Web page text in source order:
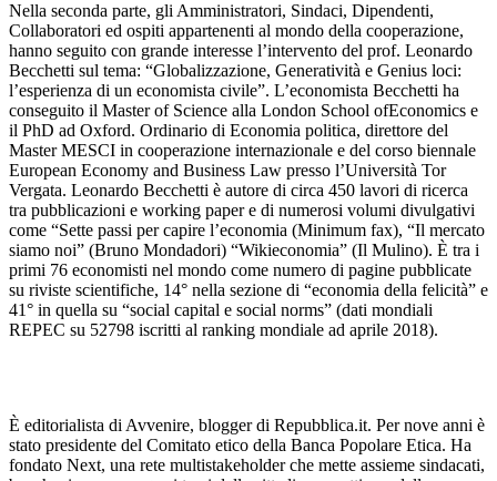
Nella seconda parte, gli Amministratori, Sindaci, Dipendenti,
Collaboratori ed ospiti appartenenti al mondo della cooperazione,
hanno seguito con grande interesse l’intervento del prof. Leonardo
Becchetti sul tema: “Globalizzazione, Generatività e Genius loci:
l’esperienza di un economista civile”. L’economista Becchetti ha
conseguito il Master of Science alla London School ofEconomics e
il PhD ad Oxford. Ordinario di Economia politica, direttore del
Master MESCI in cooperazione internazionale e del corso biennale
European Economy and Business Law presso l’Università Tor
Vergata. Leonardo Becchetti è autore di circa 450 lavori di ricerca
tra pubblicazioni e working paper e di numerosi volumi divulgativi
come “Sette passi per capire l’economia (Minimum fax), “Il mercato
siamo noi” (Bruno Mondadori) “Wikieconomia” (Il Mulino). È tra i
primi 76 economisti nel mondo come numero di pagine pubblicate
su riviste scientifiche, 14° nella sezione di “economia della felicità” e
41° in quella su “social capital e social norms” (dati mondiali
REPEC su 52798 iscritti al ranking mondiale ad aprile 2018).
È editorialista di Avvenire, blogger di Repubblica.it. Per nove anni è
stato presidente del Comitato etico della Banca Popolare Etica. Ha
fondato Next, una rete multistakeholder che mette assieme sindacati,